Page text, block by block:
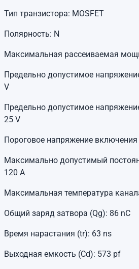
Тип транзистора: MOSFET
Полярность: N
Максимальная рассеиваемая
Предельно допустимое
V
Предельно допустимое
25 V
Пороговое напряжение включения
Максимально допустимый
120 A
Максимальная температура
Общий заряд затвора (Qg): 86 nC
Время нарастания (tr): 63 ns
Выходная емкость (Cd): 573 pf